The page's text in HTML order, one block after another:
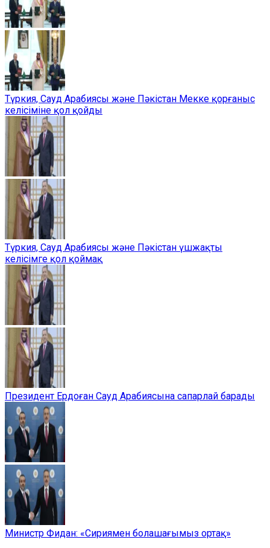
Түркия, Сауд Арабиясы және Пәкістан Мекке қорғаныс
келісіміне қол қойды
Түркия, Сауд Арабиясы және Пәкістан үшжақты
келісімге қол қоймақ
Президент Ердоған Сауд Арабиясына сапарлай барады
Министр Фидан: «Сириямен болашағымыз ортақ»